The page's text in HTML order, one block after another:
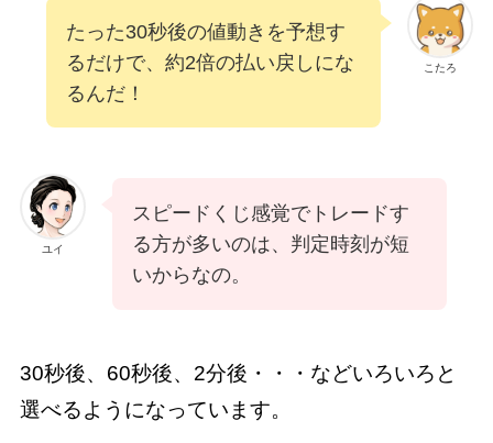
こたろ
たった30秒後の値動きを予想す
るだけで、約2倍の払い戻しにな
るんだ！
ユイ
スピードくじ感覚でトレードす
る方が多いのは、判定時刻が短
いからなの。
30秒後、60秒後、2分後・・・などいろいろと
選べるようになっています。